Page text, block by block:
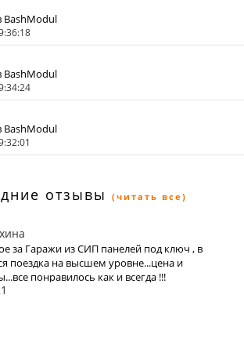
BashModul
BashModul
BashModul
отзывы (читать все)
за Гаражи из СИП панелей под ключ , в
поездка на высшем уровне...цена и
понравилось как и всегда !!!